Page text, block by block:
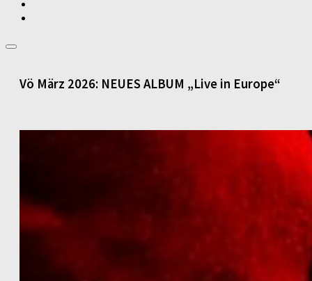
Vö März 2026: NEUES ALBUM „Live in Europe“